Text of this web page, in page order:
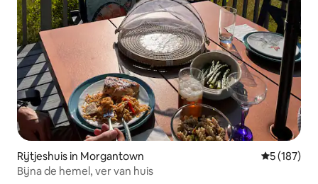
Rijtjeshuis in Morgantown
5 (187)
Bijna de hemel, ver van huis